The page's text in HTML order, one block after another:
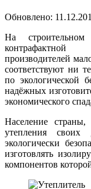
Обновлено:
На
производителей
соответствуют ни
по экологической
надёжных
экономического
Население
утепления
экологически
изготовлять
компонентов